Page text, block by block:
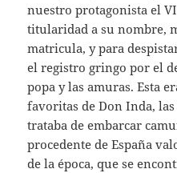
nuestro protagonista el
titularidad a su nombre,
matricula, y para
el registro gringo por el
popa y las amuras. Esta
favoritas de Don Inda, las
trataba de embarcar
procedente de España
de la época, que se